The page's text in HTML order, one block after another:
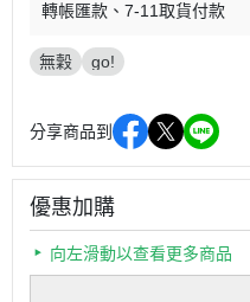
轉帳匯款
7-11取貨付款
無穀 go!
分享商品到
優惠加購
向左滑動以查看更多商品